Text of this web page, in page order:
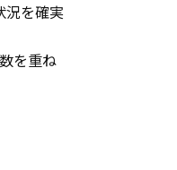
況を確実
を重ね